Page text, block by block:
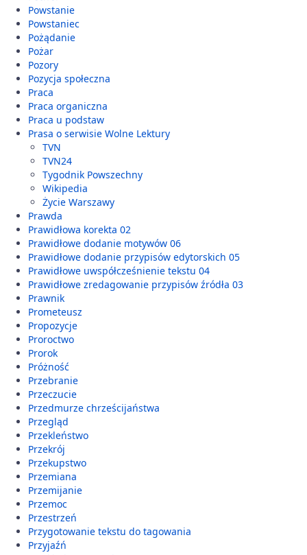
Powstanie
Powstaniec
Pożądanie
Pożar
Pozory
Pozycja społeczna
Praca
Praca organiczna
Praca u podstaw
Prasa o serwisie Wolne Lektury
TVN
TVN24
Tygodnik Powszechny
Wikipedia
Życie Warszawy
Prawda
Prawidłowa korekta 02
Prawidłowe dodanie motywów 06
Prawidłowe dodanie przypisów edytorskich 05
Prawidłowe uwspółcześnienie tekstu 04
Prawidłowe zredagowanie przypisów źródła 03
Prawnik
Prometeusz
Propozycje
Proroctwo
Prorok
Próżność
Przebranie
Przeczucie
Przedmurze chrześcijaństwa
Przegląd
Przekleństwo
Przekrój
Przekupstwo
Przemiana
Przemijanie
Przemoc
Przestrzeń
Przygotowanie tekstu do tagowania
Przyjaźń